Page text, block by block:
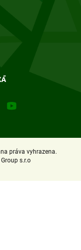
Youtube
s.r.o
práva vyhrazena.